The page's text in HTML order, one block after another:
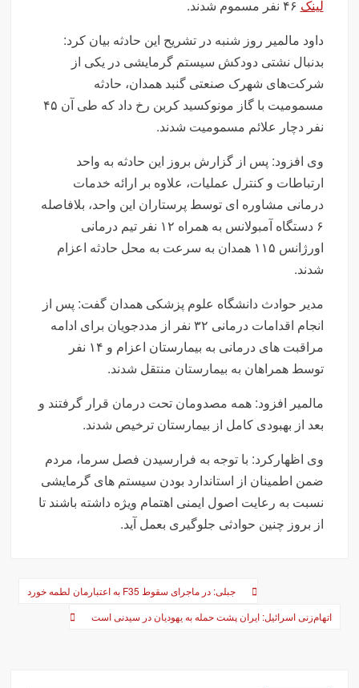
لینک
داود مالمیر روز شنبه در تشریح این حادثه بیان کرد:
بدنبال نشتی دودکش سیستم گرمایشی در یکی از
شرکت‌های شهرک صنعتی گنبد همدان، حادثه
مسمومیت با گاز مونوکسید کربن رخ داد که طی آن ۴۵
نفر دچار علائم مسمومیت شدند.
وی افزود: پس از گزارش بروز این حادثه به واحد
ارتباطات و کنترل عملیات، علاوه بر ارائه خدمات
درمانی مشاوره ای توسط پرستاران این واحد، بلافاصله
۶ دستگاه آمبولانس به همراه ۱۲ نفر تیم درمانی
اورژانس ۱۱۵ همدان به سرعت به محل حادثه اعزام
شدند.
مدیر حوادث دانشگاه علوم پزشکی همدان گفت: پس از
انجام اقدامات درمانی ۳۲ نفر از مددجویان برای ادامه
مراقبت های درمانی به بیمارستان اعزام و ۱۴ نفر
توسط همراهان به بیمارستان منتقل شدند.
مالمیر افزود: همه مصدومان تحت درمان قرار گرفتند و
بعد از بهبودی کامل از بیمارستان ترخیص شدند.
وی اظهارکرد: با توجه به فرارسیدن فصل سرما، مردم
ضمن اطمینان از استاندارد بودن سیستم های گرمایشی
نسبت به رعایت اصول ایمنی اهتمام ویژه داشته باشند تا
از بروز چنین حوادثی جلوگیری بعمل آید.
نوشته‌ها
جبلی: در ماجرای سقوط F35 به اعتبارمان لطمه خورد
اتهام‌زنی اسرائیل: ایران پشت حمله به یهودیان در سیدنی است